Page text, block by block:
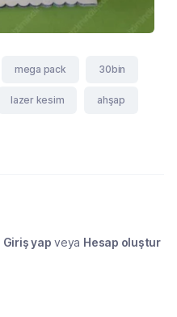
mega pack 30bin
lazer kesim ahşap
Giriş yap veya Hesap oluştur